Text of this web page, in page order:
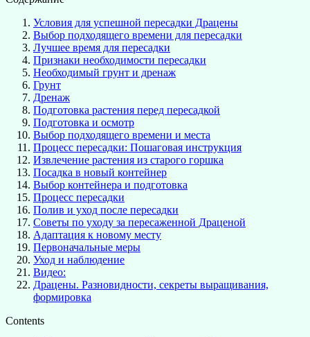
Условия для успешной пересадки Драцены
Выбор подходящего времени для пересадки
Лучшее время для пересадки
Признаки необходимости пересадки
Необходимый грунт и дренаж
Грунт
Дренаж
Подготовка растения перед пересадкой
Подготовка и осмотр
Выбор подходящего времени и места
Процесс пересадки: Пошаговая инструкция
Извлечение растения из старого горшка
Посадка в новый контейнер
Выбор контейнера и подготовка
Процесс пересадки
Полив и уход после пересадки
Советы по уходу за пересаженной Драценой
Адаптация к новому месту
Первоначальные меры
Уход и наблюдение
Видео:
Драцены. Разновидности, секреты выращивания,
формировка
Contents